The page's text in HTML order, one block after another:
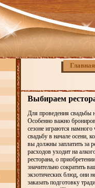
Главная
Выбираем
Для проведения свадьбы
Особенно важно
сезоне играются намного
свадьбу в начале осени,
вы должны заплатить за
расходов уходит на
ресторана, о
значительно сократить
экзотических блюд, они
заказать подготовку